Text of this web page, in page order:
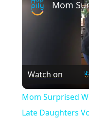
Watch on
Mom Surprised
Late Daughters